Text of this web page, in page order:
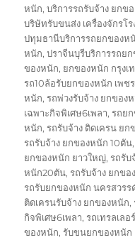
หนัก,บริการรถรับจ้าง ยกข
บริษัทรับขนส่ง เครื่องจักรโร
ปทุมธานีบริการรถยกของห
หนัก,ปราจีนบุรีบริการรถย
ของหนัก, ยกของหนัก กรุง
รถ10ล้อรับยกของหนัก เพช
หนัก,รถพ่วงรับจ้าง ยกของ
เฉพาะกิจพิเศษ6เพลา,รถย
หนัก,รถรับจ้าง ติดเครน ยก
รถรับจ้าง ยกของหนัก 10ตัน
ยกของหนัก ยาวใหญ่,รถรับ
หนัก20ตัน,รถรับจ้าง ยกข
รถรับยกของหนัก นครสวรร
ติดเครนรับจ้าง ยกของหนัก,
กิจพิเศษ6เพลา,รถเทรลเล
ของหนัก,รับขนยกของหนัก